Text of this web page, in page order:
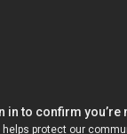
horas de
está en
neto: 59.500